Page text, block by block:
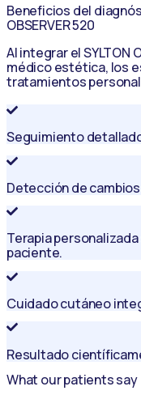
Beneficios del
OBSERVER 520
Al integrar el SYLTON
médico estética, los
tratamientos
Seguimiento
Detección de
Terapia
paciente.
Cuidado cutáneo
Resultado
What our patients say